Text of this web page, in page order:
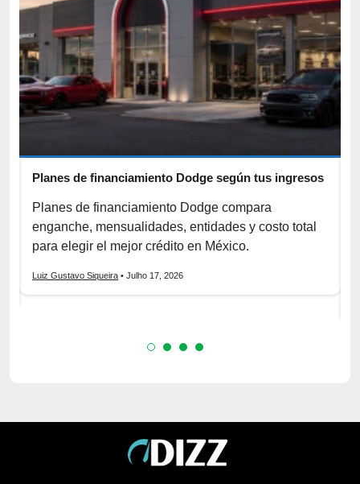
Planes de financiamiento Dodge según tus ingresos
Planes de financiamiento Dodge compara
enganche, mensualidades, entidades y costo total
para elegir el mejor crédito en México.
Luiz Gustavo Siqueira • Julho 17, 2026